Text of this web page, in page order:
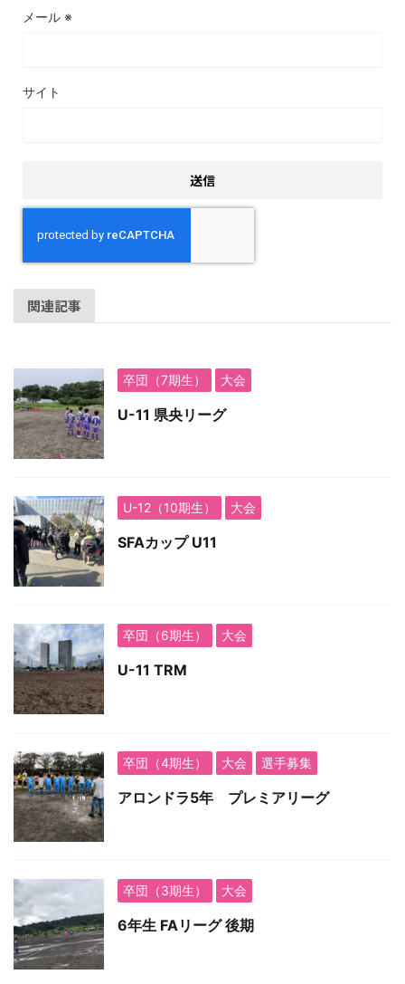
メール ※
サイト
関連記事
卒団（7期生） 大会
U-11 県央リーグ
U-12（10期生） 大会
SFAカップ U11
卒団（6期生） 大会
U-11 TRM
卒団（4期生） 大会 選手募集
アロンドラ5年 プレミアリーグ
卒団（3期生） 大会
6年生 FAリーグ 後期